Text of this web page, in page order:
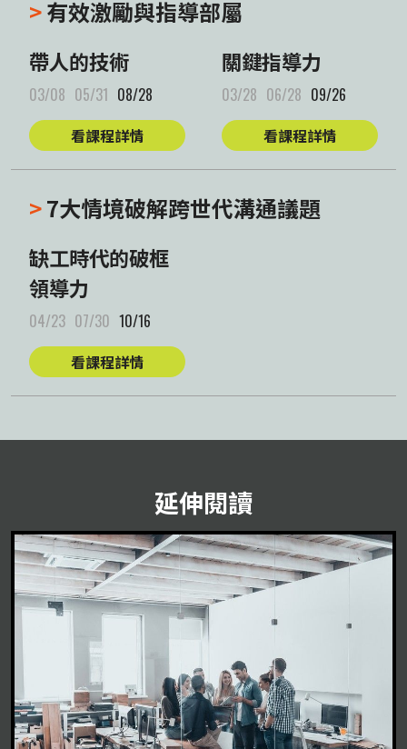
>有效激勵與指導部屬
帶人的技術
03/08 05/31 08/28
看課程詳情
關鍵指導力
03/28 06/28 09/26
看課程詳情
>7大情境破解跨世代溝通議題
缺工時代的破框
領導力
04/23 07/30 10/16
看課程詳情
延伸閱讀